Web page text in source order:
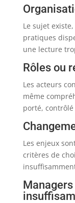
Le sujet
pratiques
une lecture
Rôles ou
Les acteurs
même
porté,
Les enjeux
critères de